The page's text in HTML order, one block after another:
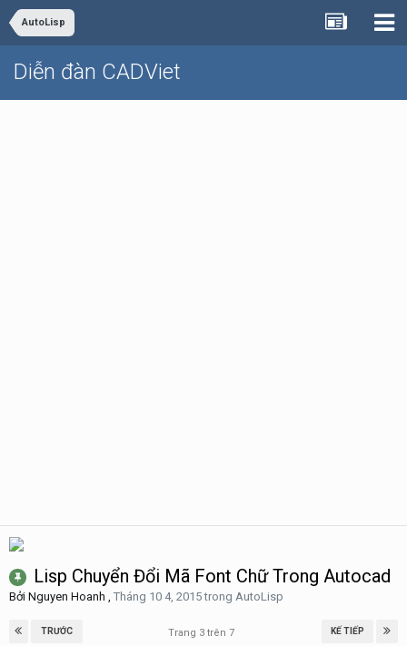
AutoLisp
Diễn đàn CADViet
Lisp Chuyển Đổi Mã Font Chữ Trong Autocad
Bởi Nguyen Hoanh , Tháng 10 4, 2015trong AutoLisp
TRƯỚC KẾ TIẾP
Trang 3 trên 7